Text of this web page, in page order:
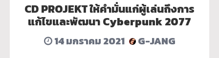
CD PROJEKT ให้คำมั่นแก่ผู้เล่นถึงการ
แก้ไขและพัฒนา Cyberpunk 2077
14 มกราคม 2021
G-JANG